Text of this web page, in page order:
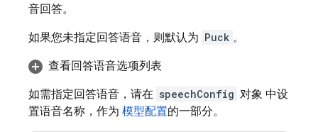
音回答。
如果您未指定回答语音，则默认为 Puck 。
查看回答语音选项列表
如需指定回答语音，请在 speechConfig 对象 中设
置语音名称，作为 模型配置的一部分。